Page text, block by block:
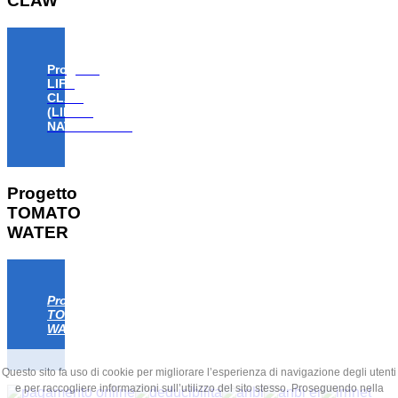
Progetto
LIFE
CLAW
(LIFE18
NAT/IT/000806)
Progetto
TOMATO
WATER
Progetto
TOMATO
WATER
Questo sito fa uso di cookie per migliorare l’esperienza di navigazione degli utenti
e per raccogliere informazioni sull’utilizzo del sito stesso. Proseguendo nella